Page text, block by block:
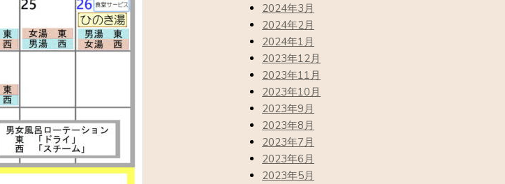
2024年3月
2024年2月
2024年1月
2023年12月
2023年11月
2023年10月
2023年9月
2023年8月
2023年7月
2023年6月
2023年5月